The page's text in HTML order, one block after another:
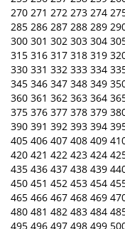
270 271 272 273 274
285 286 287 288 289
300 301 302 303 304
315 316 317 318 319
330 331 332 333 334
345 346 347 348 349
360 361 362 363 364
375 376 377 378 379
390 391 392 393 394
405 406 407 408 409
420 421 422 423 424
435 436 437 438 439
450 451 452 453 454
465 466 467 468 469
480 481 482 483 484
495 496 497 498 499